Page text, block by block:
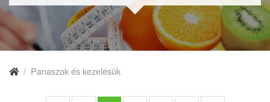
/ Panaszok és kezelésük